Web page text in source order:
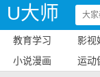
U大师
教育学习 影视
小说漫画
运动